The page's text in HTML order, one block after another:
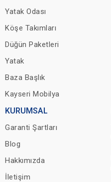
Yatak Odası
Köşe Takımları
Düğün Paketleri
Yatak
Baza Başlık
Kayseri Mobilya
KURUMSAL
Garanti Şartları
Blog
Hakkımızda
İletişim